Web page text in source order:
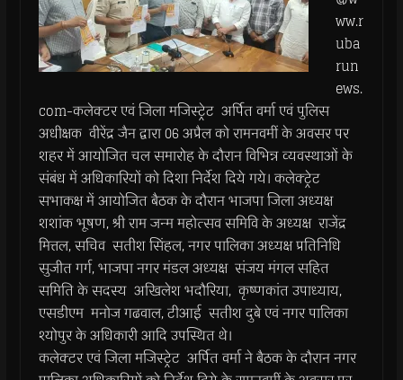
ww.r
uba
run
ews.
com-कलेक्टर एवं जिला मजिस्ट्रेट अर्पित वर्मा एवं पुलिस
अधीक्षक वीरेंद्र जैन द्वारा 06 अप्रैल को रामनवमीं के अवसर पर
शहर में आयोजित चल समारोह के दौरान विभिन्न व्यवस्थाओं के
संबंध में अधिकारियों को दिशा निर्देश दिये गये। कलेक्ट्रेट
सभाकक्ष में आयोजित बैठक के दौरान भाजपा जिला अध्यक्ष
शशांक भूषण, श्री राम जन्म महोत्सव समिवि के अध्यक्ष राजेंद्र
मित्तल, सचिव सतीश सिंहल, नगर पालिका अध्यक्ष प्रतिनिधि
सुजीत गर्ग, भाजपा नगर मंडल अध्यक्ष संजय मंगल सहित
समिति के सदस्य अखिलेश भदौरिया, कृष्णकांत उपाध्याय,
एसडीएम मनोज गढवाल, टीआई सतीश दुबे एवं नगर पालिका
श्योपुर के अधिकारी आदि उपस्थित थे।
कलेक्टर एवं जिला मजिस्ट्रेट अर्पित वर्मा ने बैठक के दौरान नगर